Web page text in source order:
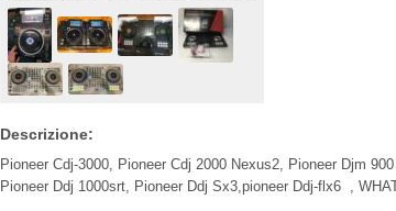
Descrizione:
Pioneer Cdj-3000, Pioneer Cdj 2000 Nexus2, Pioneer Djm
Pioneer Ddj 1000srt, Pioneer Ddj Sx3,pioneer Ddj-flx6 ,